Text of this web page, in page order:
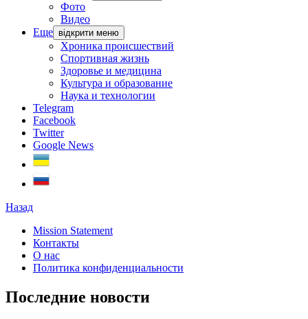
Фото
Видео
Еще відкрити меню
Хроника происшествий
Спортивная жизнь
Здоровье и медицина
Культура и образование
Наука и технологии
Telegram
Facebook
Twitter
Google News
Назад
Mission Statement
Контакты
О нас
Политика конфиденциальности
Последние новости